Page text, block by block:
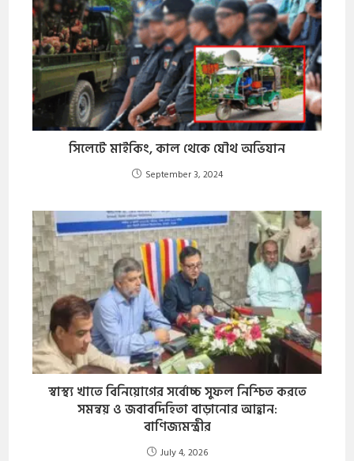
সিলেটে মাইকিং, কাল থেকে যৌথ অভিযান
September 3, 2024
স্বাস্থ্য খাতে বিনিয়োগের সর্বোচ্চ সুফল নিশ্চিত করতে
সমন্বয় ও জবাবদিহিতা বাড়ানোর আহ্বান:
বাণিজ্যমন্ত্রীর
July 4, 2026